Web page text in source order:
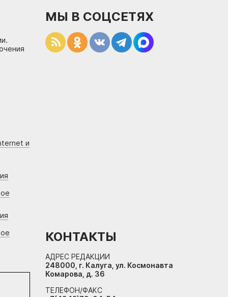
и
МЫ В СОЦСЕТЯХ
КОНТАКТЫ
АДРЕС РЕДАКЦИИ
248000, г. Калуга, ул. Космонавта
Комарова, д. 36
ТЕЛЕФОН/ФАКС